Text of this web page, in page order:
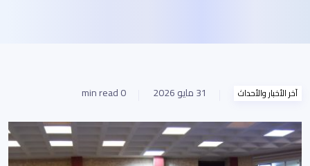
آخر الأخبار والأحداث 31 مايو 2026 0 min read